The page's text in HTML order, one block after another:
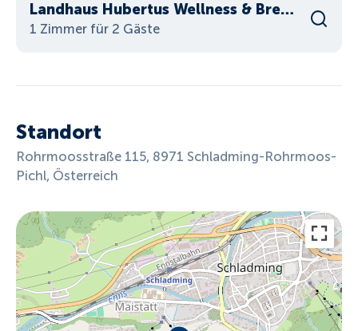
Landhaus Hubertus Wellness & Breakfast
1 Zimmer für 2 Gäste
Standort
Rohrmoosstraße 115, 8971 Schladming-Rohrmoos-
Pichl, Österreich